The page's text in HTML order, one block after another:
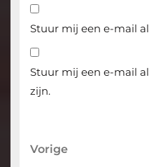
Stuur mij een e-mail
Stuur mij een e-mail
zijn.
Vorige
Vorige